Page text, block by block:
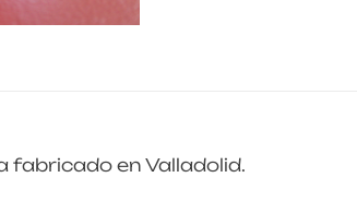
fabricado en Valladolid.